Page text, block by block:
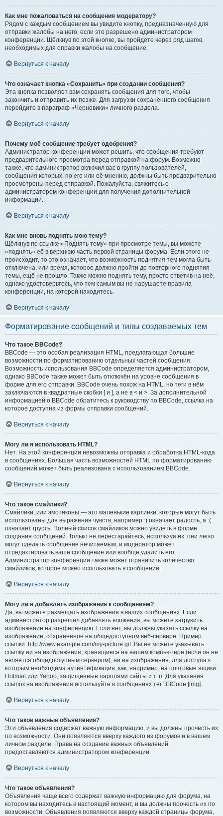
Как мне пожаловаться на сообщения модератору?
Рядом с каждым сообщением вы увидите кнопку, предназначенную для
отправки жалобы на него, если это разрешено администратором
конференции. Щёлкнув по этой кнопке, вы пройдёте через ряд шагов,
необходимых для оправки жалобы на сообщение.
Вернуться к началу
Что означает кнопка «Сохранить» при создании сообщения?
Эта кнопка позволяет вам сохранять сообщения для того, чтобы
закончить и отправить их позже. Для загрузки сохранённого сообщения
перейдите в параграф «Черновики» личного раздела.
Вернуться к началу
Почему моё сообщение требует одобрения?
Администратор конференции может решить, что сообщения требуют
предварительного просмотра перед отправкой на форум. Возможно
также, что администратор включил вас в группу пользователей,
сообщения которых, по его или её мнению, должны быть предварительно
просмотрены перед отправкой. Пожалуйста, свяжитесь с
администратором конференции для получения дополнительной
информации.
Вернуться к началу
Как мне вновь поднять мою тему?
Щёлкнув по ссылке «Поднять тему» при просмотре темы, вы можете
«поднять» её в верхнюю часть первой страницы форума. Если этого не
происходит, то это означает, что возможность поднятия тем могла быть
отключена, или время, которое должно пройти до повторного поднятия
темы, ещё не прошло. Также можно поднять тему, просто ответив на неё,
однако удостоверьтесь, что тем самым вы не нарушаете правила
конференции, на которой находитесь.
Вернуться к началу
Форматирование сообщений и типы создаваемых тем
Что такое BBCode?
BBCode — это особая реализация HTML, предлагающая большие
возможности по форматированию отдельных частей сообщения.
Возможность использования BBCode определяется администратором,
однако BBCode также может быть отключён на уровне сообщения в
форме для его отправки. BBCode очень похож на HTML, но теги в нём
заключаются в квадратные скобки [ и ], а не в < и >. За дополнительной
информацией о BBCode обратитесь к руководству по BBCode, ссылка на
которое доступна из формы отправки сообщений.
Вернуться к началу
Могу ли я использовать HTML?
Нет. На этой конференции невозможны отправка и обработка HTML-кода
в сообщениях. Большая часть возможностей HTML по форматированию
сообщений может быть реализована с использованием BBCode.
Вернуться к началу
Что такое смайлики?
Смайлики, или эмотиконы — это маленькие картинки, которые могут быть
использованы для выражения чувств, например :) означает радость, а :(
означает грусть. Полный список смайликов можно увидеть в форме
создания сообщений. Только не перестарайтесь, используя их: они легко
могут сделать сообщение нечитаемым, и модератор может
отредактировать ваше сообщение или вообще удалить его.
Администратор конференции также может ограничить количество
смайликов, которое можно использовать в сообщении.
Вернуться к началу
Могу ли я добавлять изображения к сообщениям?
Да, вы можете размещать изображения в ваших сообщениях. Если
администратор разрешил добавлять вложения, вы можете загрузить
изображение на конференцию. Если нет, вы должны указать ссылку на
изображение, сохранённое на общедоступном веб-сервере. Пример
ссылки: http://www.example.com/my-picture.gif. Вы не можете указывать
ссылку ни на изображения, хранящиеся на вашем компьютере (если он не
является общедоступным сервером), ни на изображения, для доступа к
которым необходима аутентификация, как, например, на почтовые ящики
Hotmail или Yahoo, защищённые паролями сайты и т. п. Для указания
ссылок на изображения используйте в сообщениях тег BBCode [img].
Вернуться к началу
Что такое важные объявления?
Эти объявления содержат важную информацию, и вы должны прочесть их
по возможности. Они появляются вверху каждого из форумов и в вашем
личном разделе. Права на создание важных объявлений
предоставляются администратором конференции.
Вернуться к началу
Что такое объявления?
Объявления чаще всего содержат важную информацию для форума, на
котором вы находитесь в настоящий момент, и вы должны прочесть их по
возможности. Объявления появляются вверху каждой страницы форума,